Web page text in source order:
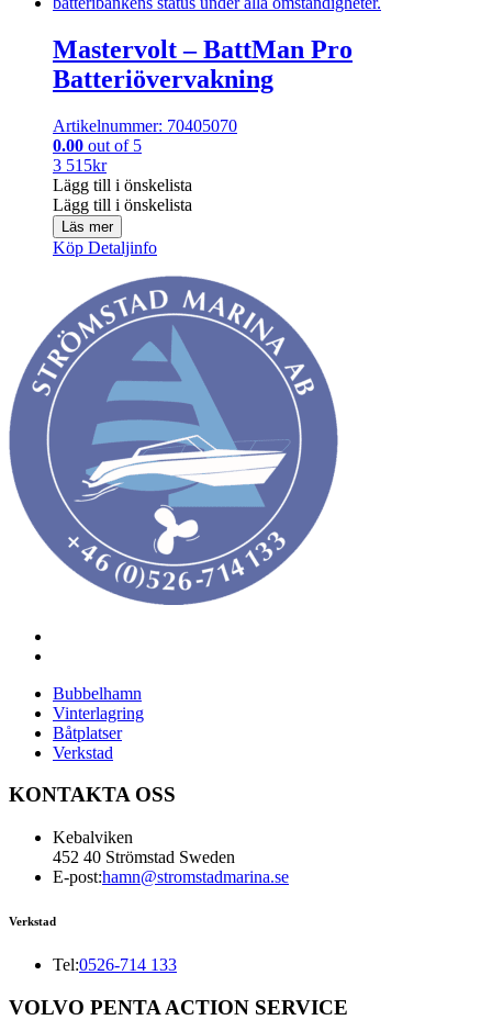
Mastervolt – BattMan Pro
Batteriövervakning
Artikelnummer: 70405070
0.00 out of 5
3 515kr
Lägg till i önskelista
Lägg till i önskelista
Läs mer
Köp Detaljinfo
Bubbelhamn
Vinterlagring
Båtplatser
Verkstad
KONTAKTA OSS
Kebalviken
452 40 Strömstad Sweden
E-post:hamn@stromstadmarina.se
Verkstad
Tel:0526-714 133
VOLVO PENTA ACTION SERVICE